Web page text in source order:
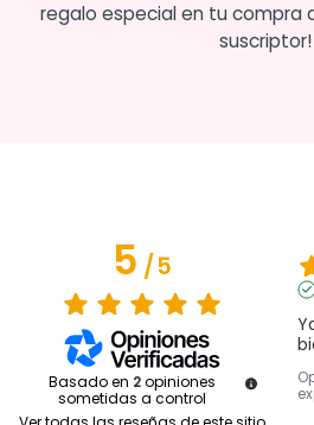
regalo especial en tu compra
suscriptor!
5/5
Basado en 2 opiniones
sometidas a control